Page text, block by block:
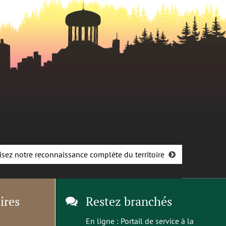
notre reconnaissance complète du territoire
Restez branchés
En ligne : Portail de service à la